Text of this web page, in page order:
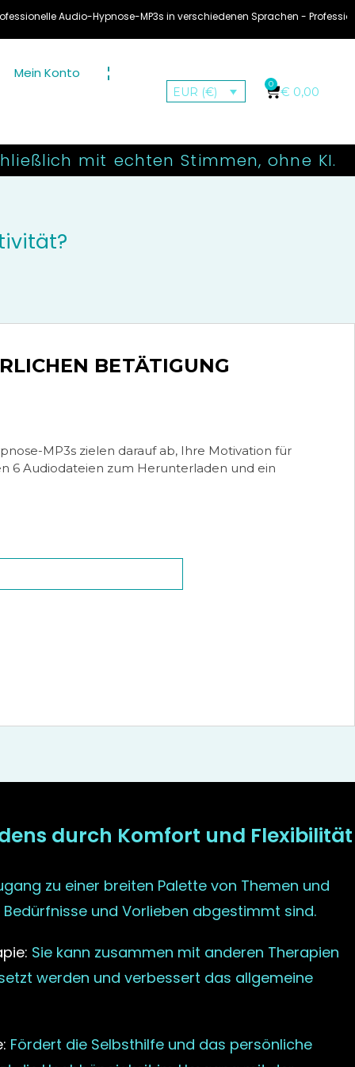
Audio-Hypnose-MP3s in verschiedenen Sprachen - Professionelle
Mein Konto
EUR (€) € 0,00
0
mit echten Stimmen, ohne KI.
BETÄTIGUNG
MP3s zielen darauf ab, Ihre Motivation für
6 Audiodateien zum Herunterladen und ein
durch Komfort und Flexibilität
zu einer breiten Palette von Themen und
und Vorlieben abgestimmt sind.
Sie kann zusammen mit anderen Therapien
werden und verbessert das allgemeine
Fördert die Selbsthilfe und das persönliche